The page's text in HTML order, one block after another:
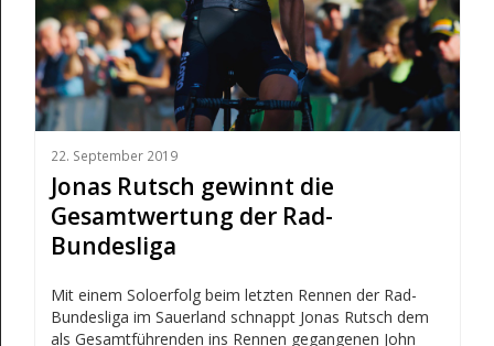
22. September 2019
Jonas Rutsch gewinnt die
Gesamtwertung der Rad-
Bundesliga
Mit einem Soloerfolg beim letzten Rennen der Rad-
Bundesliga im Sauerland schnappt Jonas Rutsch dem
als Gesamtführenden ins Rennen gegangenen John